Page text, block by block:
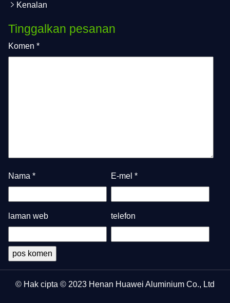
Kenalan
Tinggalkan pesanan
Komen *
Nama * E-mel *
laman web telefon
© Hak cipta © 2023 Henan Huawei Aluminium Co., Ltd